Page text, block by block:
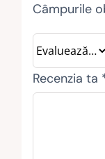
Câmpurile
Recenzia ta